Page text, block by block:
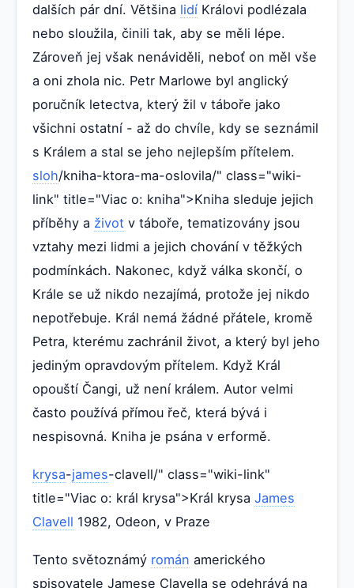
dalších pár dní. Většina lidí Královi podlézala
nebo sloužila, činili tak, aby se měli lépe.
Zároveň jej však nenáviděli, neboť on měl vše
a oni zhola nic. Petr Marlowe byl anglický
poručník letectva, který žil v táboře jako
všichni ostatní - až do chvíle, kdy se seznámil
s Králem a stal se jeho nejlepším přítelem.
sloh/kniha-ktora-ma-oslovila/" class="wiki-
link" title="Viac o: kniha">Kniha sleduje jejich
příběhy a život v táboře, tematizovány jsou
vztahy mezi lidmi a jejich chování v těžkých
podmínkách. Nakonec, když válka skončí, o
Krále se už nikdo nezajímá, protože jej nikdo
nepotřebuje. Král nemá žádné přátele, kromě
Petra, kterému zachránil život, a který byl jeho
jediným opravdovým přítelem. Když Král
opouští Čangi, už není králem. Autor velmi
často používá přímou řeč, která bývá i
nespisovná. Kniha je psána v erformě.
krysa-james-clavell/" class="wiki-link"
title="Viac o: král krysa">Král krysa James
Clavell 1982, Odeon, v Praze
Tento světoznámý román amerického
spisovatele Jamese Clavella se odehrává na